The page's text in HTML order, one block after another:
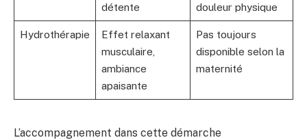
détente
douleur physique
Hydrothérapie
Effet relaxant
musculaire,
ambiance
apaisante
Pas toujours
disponible selon la
maternité
L’accompagnement dans cette démarche